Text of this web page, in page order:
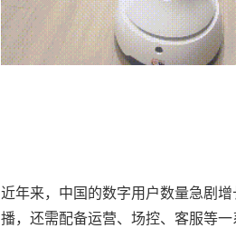
近年来，中国的数字用户数量急剧
播，还需配备运营、场控、客服等